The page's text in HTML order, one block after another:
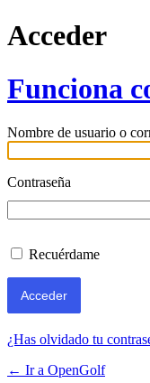
Acceder
Funciona
Nombre de usuario o
Contraseña
Recuérdame
¿Has olvidado tu
← Ir a OpenGolf